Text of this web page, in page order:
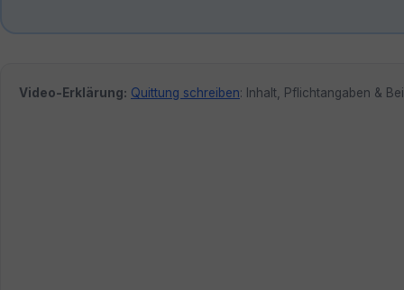
Video-Erklärung: Quittung schreiben: Inhalt, Pflichtangaben &